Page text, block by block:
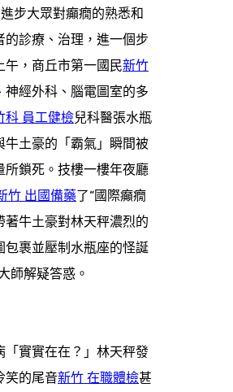
進步大眾對癲癇的熟悉和
診療、治理，進一個步
午，商丘市第一國民新竹
神經外科、腦電圖室的多
科 員工健檢兒科醫張水瓶
牛土豪的「霸氣」瞬間被
所鎖死。技樓一樓年夜廳
竹 出國備藥了“國際癲癇
著牛土豪對林天秤濃烈的
包裹並壓制水瓶座的怪誕
師解疑答惑。
實實在在？」林天秤發
笑的尾音新竹 在職體檢甚